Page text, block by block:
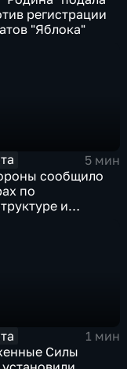
регистрации
"Яблока"
5 мин
сообщило
по
и
1 мин
Силы